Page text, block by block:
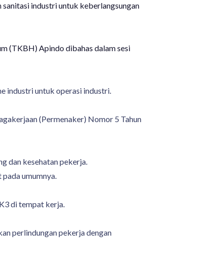
sanitasi industri untuk keberlangsungan
(TKBH) Apindo dibahas dalam sesi
industri untuk operasi industri.
(Permenaker) Nomor 5 Tahun
dan kesehatan pekerja.
umumnya.
di tempat kerja.
perlindungan pekerja dengan